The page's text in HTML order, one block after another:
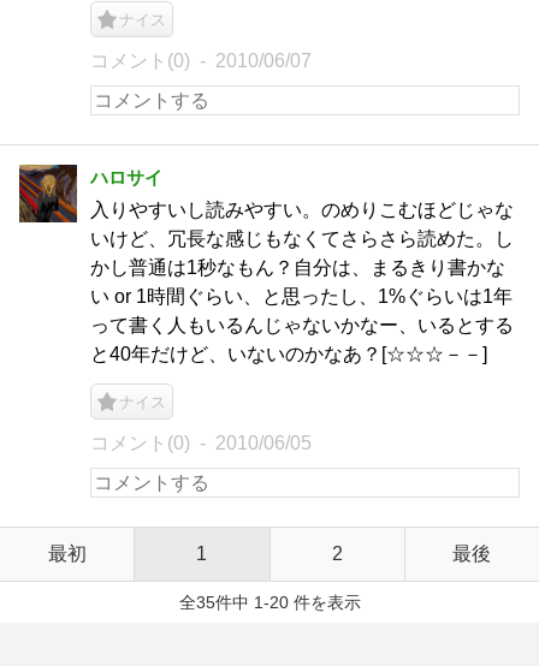
ナイス
コメント(0) 2010/06/07
ハロサイ
入りやすいし読みやすい。のめりこむほどじゃな
いけど、冗長な感じもなくてさらさら読めた。し
かし普通は1秒なもん？自分は、まるきり書かな
い or 1時間ぐらい、と思ったし、1%ぐらいは1年
って書く人もいるんじゃないかなー、いるとする
と40年だけど、いないのかなあ？[☆☆☆－－]
ナイス
コメント(0) 2010/06/05
最初 1 2 最後
全35件中 1-20 件を表示